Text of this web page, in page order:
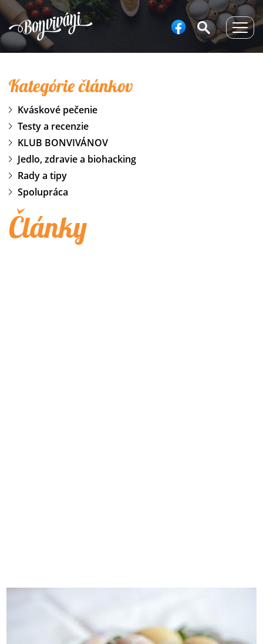
Články
Kategórie článkov
Kváskové pečenie
Testy a recenzie
KLUB BONVIVÁNOV
Jedlo, zdravie a biohacking
Rady a tipy
Spolupráca